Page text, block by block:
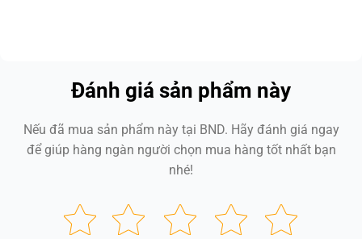
Đánh giá sản phẩm này
Nếu đã mua sản phẩm này tại BND. Hãy đánh giá ngay
để giúp hàng ngàn người chọn mua hàng tốt nhất bạn
nhé!